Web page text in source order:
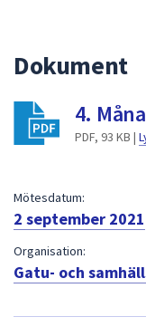
Dokument
4.
PDF, 93 KB |
Mötesdatum:
2 september 2021
Organisation:
Gatu- och